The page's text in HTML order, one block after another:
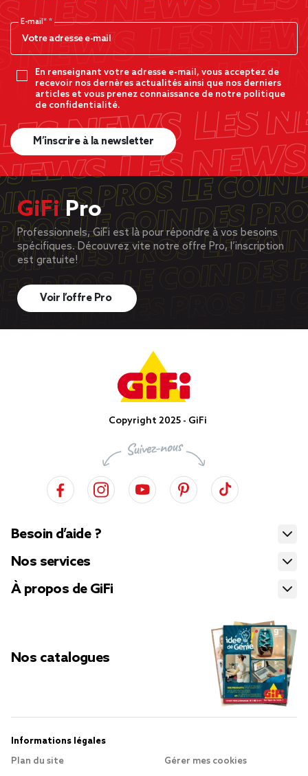
E-mail*
En renseignant votre adresse e-mail, vous acceptez de
recevoir nos dernères actualités ainsi que nos derniers
articles et vous prenez connaissance de notre politique
de confidentialité.
M’inscrire à la newsletter
GiFiPro
Professionnels, GiFi est là pour répondre à vos besoins
spécifiques. Découvrez vite notre offre Pro, l’inscription
est gratuite!
Voir l’offre Pro
Copyright 2025 - GiFi
Besoin d’aide ?
Nos services
À propos de GiFi
Nos catalogues
Informations légales
Plan du site
Gérer mes cookies